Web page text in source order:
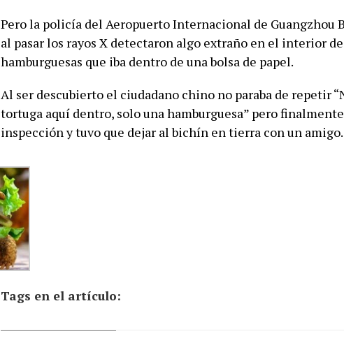
Pero la policía del Aeropuerto Internacional de Guangzhou
al pasar los rayos X detectaron algo extraño en el interior
hamburguesas que iba dentro de una bolsa de papel.
Al ser descubierto el ciudadano chino no paraba de repetir
tortuga aquí dentro, solo una hamburguesa” pero
inspección y tuvo que dejar al bichín en tierra con un amigo.
Tags en el artículo: